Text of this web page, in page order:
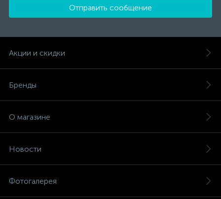
Отправить сообщение
Акции и скидки
Бренды
О магазине
Новости
Фотогалерея